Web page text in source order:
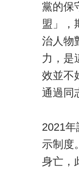
黨的保
盟」，
治人物
力，是
效並不
通過同
2021
示制度
身亡，